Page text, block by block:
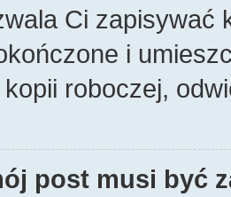
Ci zapisywać
i
roboczej,
post musi być